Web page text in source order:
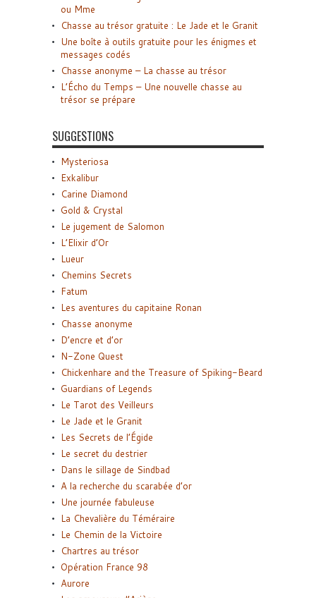
ou Mme
Chasse au trésor gratuite : Le Jade et le Granit
Une boîte à outils gratuite pour les énigmes et
messages codés
Chasse anonyme – La chasse au trésor
L’Écho du Temps – Une nouvelle chasse au
trésor se prépare
SUGGESTIONS
Mysteriosa
Exkalibur
Carine Diamond
Gold & Crystal
Le jugement de Salomon
L’Elixir d’Or
Lueur
Chemins Secrets
Fatum
Les aventures du capitaine Ronan
Chasse anonyme
D’encre et d’or
N-Zone Quest
Chickenhare and the Treasure of Spiking-Beard
Guardians of Legends
Le Tarot des Veilleurs
Le Jade et le Granit
Les Secrets de l’Égide
Le secret du destrier
Dans le sillage de Sindbad
A la recherche du scarabée d’or
Une journée fabuleuse
La Chevalière du Téméraire
Le Chemin de la Victoire
Chartres au trésor
Opération France 98
Aurore